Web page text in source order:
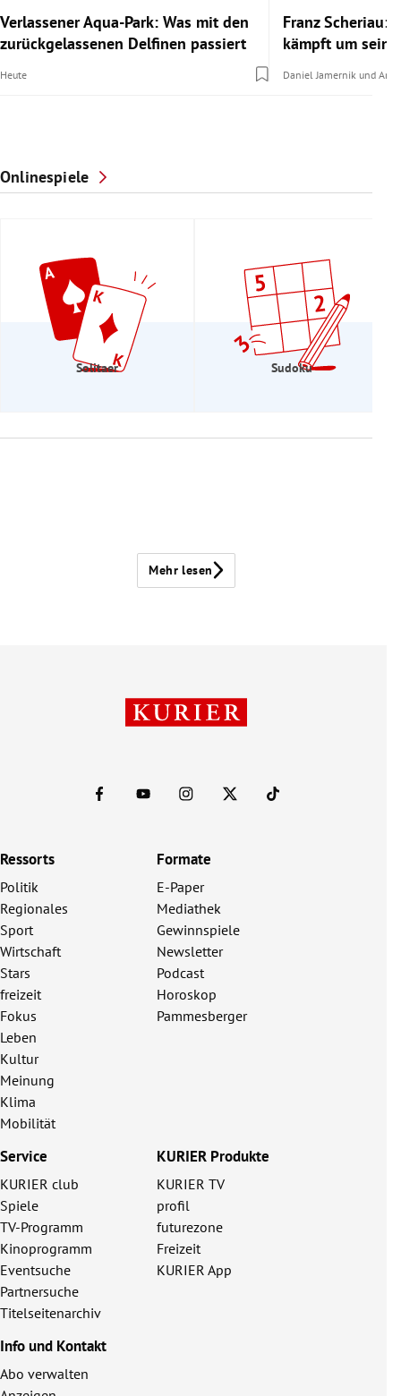
Verlassener Aqua-Park: Was mit den
zurückgelassenen Delfinen passiert
Heute
Franz Scheriau:
kämpft um
Daniel Jamernik und
Onlinespiele
Solitaer Sudoku
Mehr lesen
Ressorts
Politik
Regionales
Sport
Wirtschaft
Stars
freizeit
Fokus
Leben
Kultur
Meinung
Klima
Mobilität
Formate
E-Paper
Mediathek
Gewinnspiele
Newsletter
Podcast
Horoskop
Pammesberger
Service
KURIER club
Spiele
TV-Programm
Kinoprogramm
Eventsuche
Partnersuche
Titelseitenarchiv
KURIER Produkte
KURIER TV
profil
futurezone
Freizeit
KURIER App
Info und Kontakt
Abo verwalten